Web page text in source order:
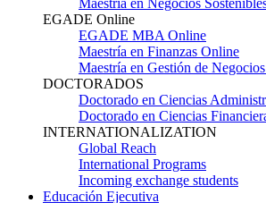
Maestría en Negocios
EGADE Online
EGADE MBA Online
Maestría en Finanzas Online
Maestría en Gestión de
DOCTORADOS
Doctorado en Ciencias
Doctorado en Ciencias
INTERNATIONALIZATION
Global Reach
International Programs
Incoming exchange students
Educación Ejecutiva